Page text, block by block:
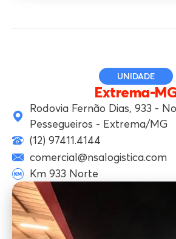
UNIDADE
Extrema-
Rodovia Fernão Dias, 933 -
Pessegueiros - Extrema/MG
(12) 97411.4144
comercial@nsalogistica.com
Km 933 Norte